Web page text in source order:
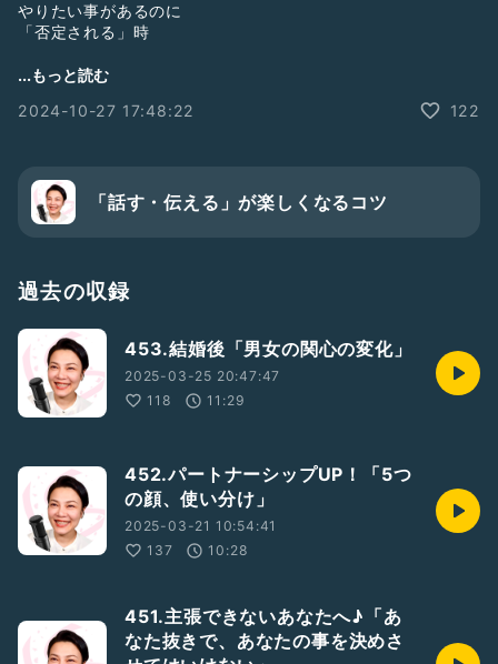
やりたい事があるのに
「否定される」時
「やっぱりダメだ」と
あきらめループを回していませんか？
大事な事は
相談内容と相談の目的によって
相談相手を変える事
だったりします
人によってつまづいてる箇所はちがう
Aさんの場合は
2つの落とし穴にはまってモヤモヤしていました
ぜひ、聞いてみてください
...もっと読む
2024-10-27 17:48:22
122
「話す・伝える」が楽しくなるコツ
過去の収録
453.結婚後「男女の関心の変化」
2025-03-25 20:47:47
118
11:29
452.パートナーシップUP！「5つ
の顔、使い分け」
2025-03-21 10:54:41
137
10:28
451.主張できないあなたへ♪「あ
なた抜きで、あなたの事を決めさ